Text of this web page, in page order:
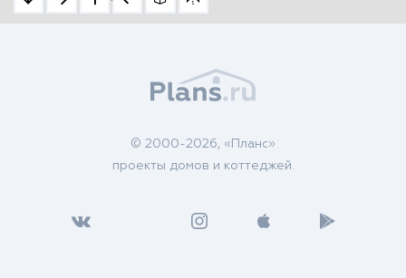
© 2000-2026, «Планс»
проекты домов и коттеджей.